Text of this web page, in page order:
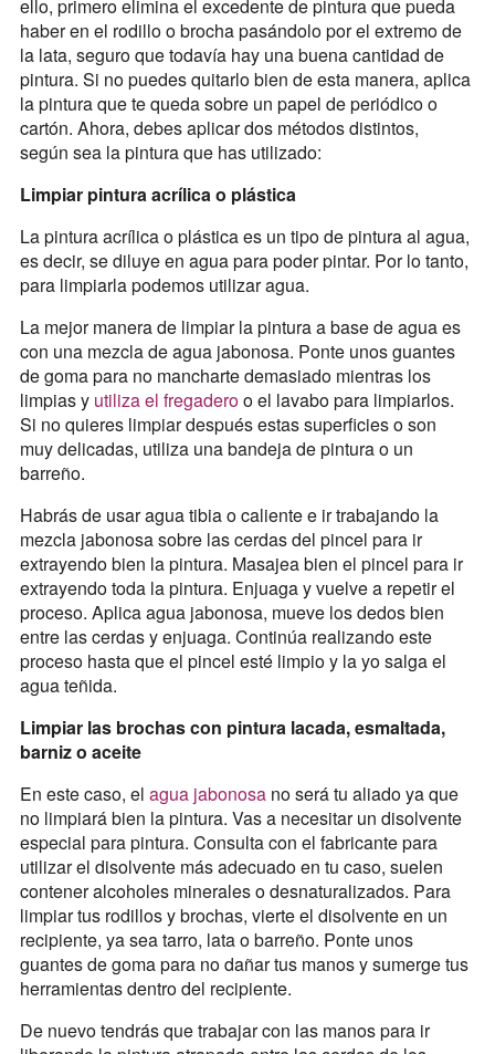
ello, primero elimina el excedente de pintura que pueda
haber en el rodillo o brocha pasándolo por el extremo de
la lata, seguro que todavía hay una buena cantidad de
pintura. Si no puedes quitarlo bien de esta manera, aplica
la pintura que te queda sobre un papel de periódico o
cartón. Ahora, debes aplicar dos métodos distintos,
según sea la pintura que has utilizado:
Limpiar pintura acrílica o plástica
La pintura acrílica o plástica es un tipo de pintura al agua,
es decir, se diluye en agua para poder pintar. Por lo tanto,
para limpiarla podemos utilizar agua.
La mejor manera de limpiar la pintura a base de agua es
con una mezcla de agua jabonosa. Ponte unos guantes
de goma para no mancharte demasiado mientras los
limpias y utiliza el fregaderoo el lavabo para limpiarlos.
Si no quieres limpiar después estas superficies o son
muy delicadas, utiliza una bandeja de pintura o un
barreño.
Habrás de usar agua tibia o caliente e ir trabajando la
mezcla jabonosa sobre las cerdas del pincel para ir
extrayendo bien la pintura. Masajea bien el pincel para ir
extrayendo toda la pintura. Enjuaga y vuelve a repetir el
proceso. Aplica agua jabonosa, mueve los dedos bien
entre las cerdas y enjuaga. Continúa realizando este
proceso hasta que el pincel esté limpio y la yo salga el
agua teñida.
Limpiar las brochas con pintura lacada, esmaltada,
barniz o aceite
En este caso, el agua jabonosano será tu aliado ya que
no limpiará bien la pintura. Vas a necesitar un disolvente
especial para pintura. Consulta con el fabricante para
utilizar el disolvente más adecuado en tu caso, suelen
contener alcoholes minerales o desnaturalizados. Para
limpiar tus rodillos y brochas, vierte el disolvente en un
recipiente, ya sea tarro, lata o barreño. Ponte unos
guantes de goma para no dañar tus manos y sumerge tus
herramientas dentro del recipiente.
De nuevo tendrás que trabajar con las manos para ir